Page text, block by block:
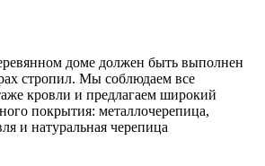
доме должен быть выполнен
стропил. Мы соблюдаем все
кровли и предлагаем широкий
покрытия: металлочерепица,
и натуральная черепица